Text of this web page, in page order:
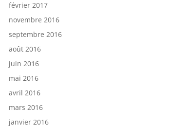
février 2017
novembre 2016
septembre 2016
août 2016
juin 2016
mai 2016
avril 2016
mars 2016
janvier 2016